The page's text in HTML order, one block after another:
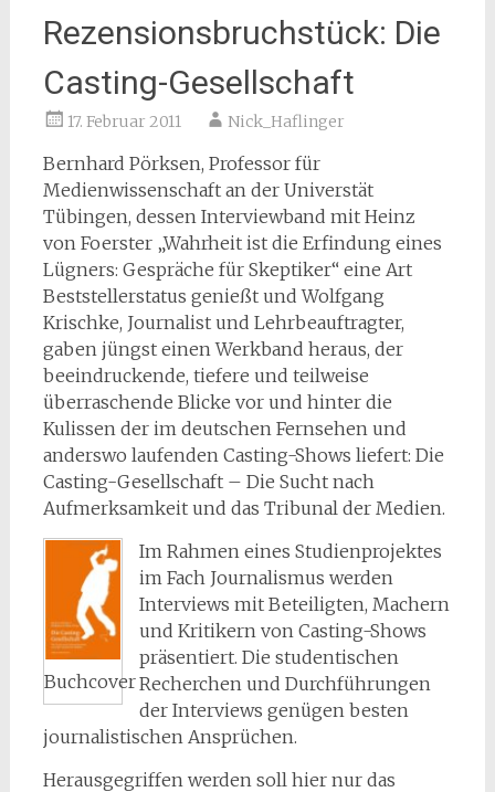
Rezensionsbruchstück: Die
Casting-Gesellschaft
17. Februar 2011 Nick_Haflinger
Bernhard Pörksen, Professor für
Medienwissenschaft an der Universtät
Tübingen, dessen Interviewband mit Heinz
von Foerster „Wahrheit ist die Erfindung eines
Lügners: Gespräche für Skeptiker“ eine Art
Beststellerstatus genießt und Wolfgang
Krischke, Journalist und Lehrbeauftragter,
gaben jüngst einen Werkband heraus, der
beeindruckende, tiefere und teilweise
überraschende Blicke vor und hinter die
Kulissen der im deutschen Fernsehen und
anderswo laufenden Casting-Shows liefert: Die
Casting-Gesellschaft – Die Sucht nach
Aufmerksamkeit und das Tribunal der Medien.
Buchcover
Im Rahmen eines Studienprojektes
im Fach Journalismus werden
Interviews mit Beteiligten, Machern
und Kritikern von Casting-Shows
präsentiert. Die studentischen
Recherchen und Durchführungen
der Interviews genügen besten
journalistischen Ansprüchen.
Herausgegriffen werden soll hier nur das